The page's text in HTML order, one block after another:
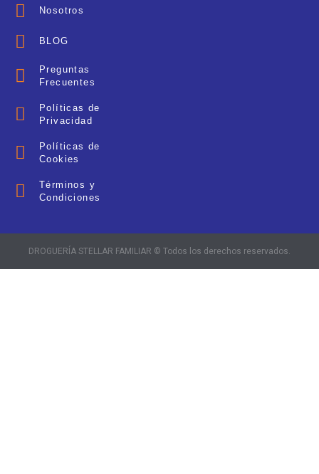
Nosotros
BLOG
Preguntas
Frecuentes
Políticas de
Privacidad
Políticas de
Cookies
Términos y
Condiciones
DROGUERÍA STELLAR FAMILIAR © Todos los derechos reservados.